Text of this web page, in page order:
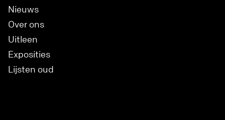
Nieuws
Over ons
Uitleen
Exposities
Lijsten oud